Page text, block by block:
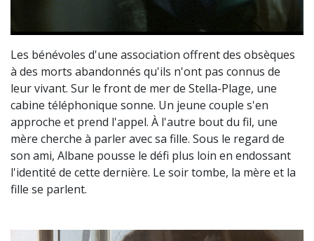
Les bénévoles d'une association offrent des obsèques
à des morts abandonnés qu'ils n'ont pas connus de
leur vivant. Sur le front de mer de Stella-Plage, une
cabine téléphonique sonne. Un jeune couple s'en
approche et prend l'appel. À l'autre bout du fil, une
mère cherche à parler avec sa fille. Sous le regard de
son ami, Albane pousse le défi plus loin en endossant
l'identité de cette dernière. Le soir tombe, la mère et la
fille se parlent.